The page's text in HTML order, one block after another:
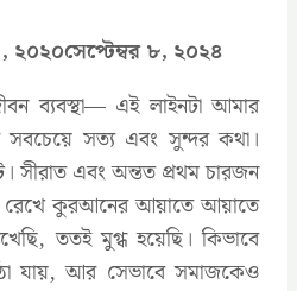
২০২০সেপ্টেম্বর ৮, ২০২৪
ব্যবস্থা— এই লাইনটা আমার
সত্য এবং সুন্দর কথা।
সীরাত এবং অন্তত প্রথম চারজন
রেখে কুরআনের আয়াতে আয়াতে
ততই মুগ্ধ হয়েছি। কিভাবে
যায়, আর সেভাবে সমাজকেও